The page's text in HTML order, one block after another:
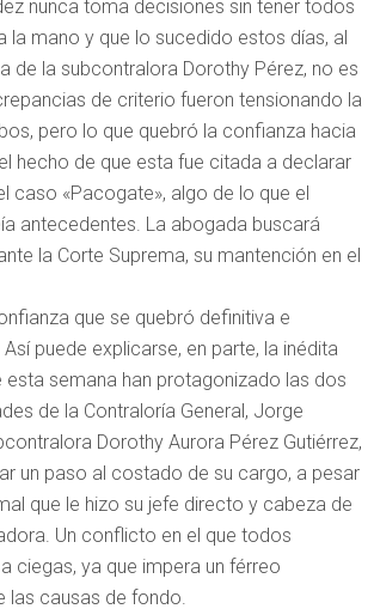
nunca toma decisiones sin tener todos
la mano y que lo sucedido estos días, al
de la subcontralora Dorothy Pérez, no es
de criterio fueron tensionando la
pero lo que quebró la confianza hacia
hecho de que esta fue citada a declarar
caso «Pacogate», algo de lo que el
antecedentes. La abogada buscará
la Corte Suprema, su mantención en el
que se quebró definitiva e
puede explicarse, en parte, la inédita
esta semana han protagonizado las dos
de la Contraloría General, Jorge
Dorothy Aurora Pérez Gutiérrez,
un paso al costado de su cargo, a pesar
que le hizo su jefe directo y cabeza de
Un conflicto en el que todos
ciegas, ya que impera un férreo
las causas de fondo.